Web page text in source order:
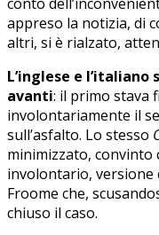
appreso la notizia, di
altri, si è rialzato,
L’inglese e
avanti: il primo stava
involontariamente il
sull’asfalto. Lo stesso
minimizzato, convinto
involontario, versione
Froome che,
chiuso il caso.